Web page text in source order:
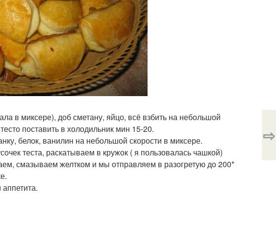
в миксере), доб сметану, яйцо, всё взбить на небольшой
поставить в холодильник мин 15-20.
белок, ванилин на небольшой скорости в миксере.
теста, раскатываем в кружок ( я пользовалась чашкой)
смазываем желтком и мы отправляем в разогретую до 200*
⇨